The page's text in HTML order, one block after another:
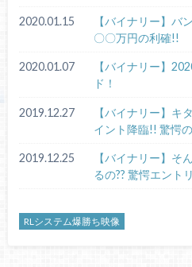
2020.01.15
【バイナリー】バ
〇〇万円の利確!!
2020.01.07
【バイナリー】
ド！
2019.12.27
【バイナリー】キ
イント降臨!! 驚愕
2019.12.25
【バイナリー】そ
るの?? 驚愕エント
RLシステム爆勝ち映像